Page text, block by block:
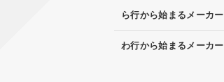
ら行から始まるメーカー
わ行から始まるメーカー